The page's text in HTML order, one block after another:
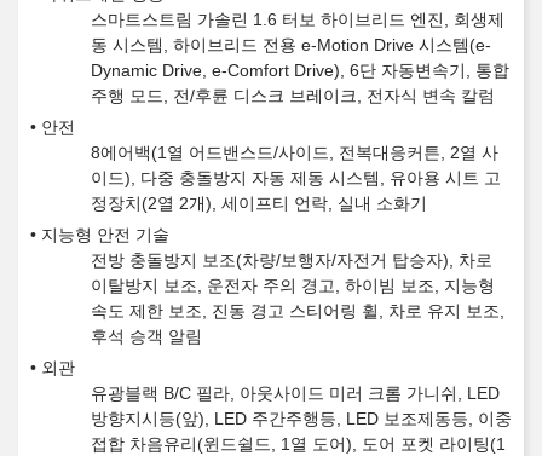
스마트스트림 가솔린 1.6 터보 하이브리드 엔진, 회생제
동 시스템, 하이브리드 전용 e-Motion Drive 시스템(e-
Dynamic Drive, e-Comfort Drive), 6단 자동변속기, 통합
주행 모드, 전/후륜 디스크 브레이크, 전자식 변속 칼럼
안전
8에어백(1열 어드밴스드/사이드, 전복대응커튼, 2열 사
이드), 다중 충돌방지 자동 제동 시스템, 유아용 시트 고
정장치(2열 2개), 세이프티 언락, 실내 소화기
지능형 안전 기술
전방 충돌방지 보조(차량/보행자/자전거 탑승자), 차로
이탈방지 보조, 운전자 주의 경고, 하이빔 보조, 지능형
속도 제한 보조, 진동 경고 스티어링 휠, 차로 유지 보조,
후석 승객 알림
외관
유광블랙 B/C 필라, 아웃사이드 미러 크롬 가니쉬, LED
방향지시등(앞), LED 주간주행등, LED 보조제동등, 이중
접합 차음유리(윈드쉴드, 1열 도어), 도어 포켓 라이팅(1